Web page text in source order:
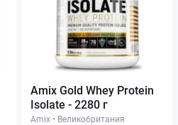
Amix Gold Whey Protein
Isolate - 2280 г
Amix • Великобритания